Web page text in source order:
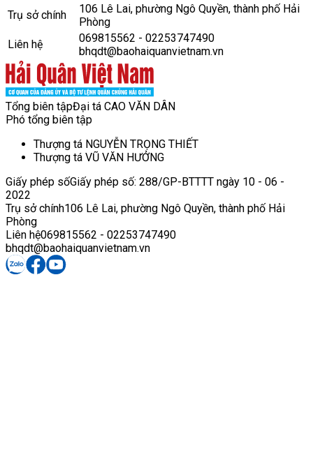
Trụ sở chính
106 Lê Lai, phường Ngô Quyền, thành phố Hải
Phòng
Liên hệ
069815562 - 02253747490
bhqdt@baohaiquanvietnam.vn
Tổng biên tậpĐại tá CAO VĂN DÂN
Phó tổng biên tập
Thượng tá NGUYỄN TRỌNG THIẾT
Thượng tá VŨ VĂN HƯỞNG
Giấy phép sốGiấy phép số: 288/GP-BTTTT ngày 10 - 06 -
2022
Trụ sở chính106 Lê Lai, phường Ngô Quyền, thành phố Hải
Phòng
Liên hệ069815562 - 02253747490
bhqdt@baohaiquanvietnam.vn